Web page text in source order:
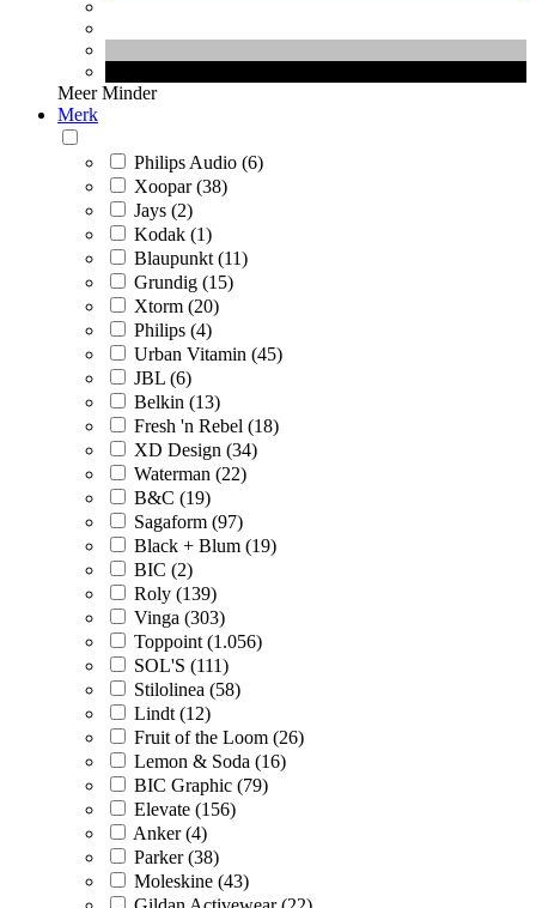
Meer Minder
Merk
Philips Audio (6)
Xoopar (38)
Jays (2)
Kodak (1)
Blaupunkt (11)
Grundig (15)
Xtorm (20)
Philips (4)
Urban Vitamin (45)
JBL (6)
Belkin (13)
Fresh 'n Rebel (18)
XD Design (34)
Waterman (22)
B&C (19)
Sagaform (97)
Black + Blum (19)
BIC (2)
Roly (139)
Vinga (303)
Toppoint (1.056)
SOL'S (111)
Stilolinea (58)
Lindt (12)
Fruit of the Loom (26)
Lemon & Soda (16)
BIC Graphic (79)
Elevate (156)
Anker (4)
Parker (38)
Moleskine (43)